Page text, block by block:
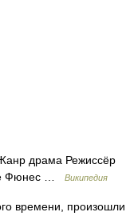
драма Режиссёр
Фюнес …
Википедия
времени, произошли